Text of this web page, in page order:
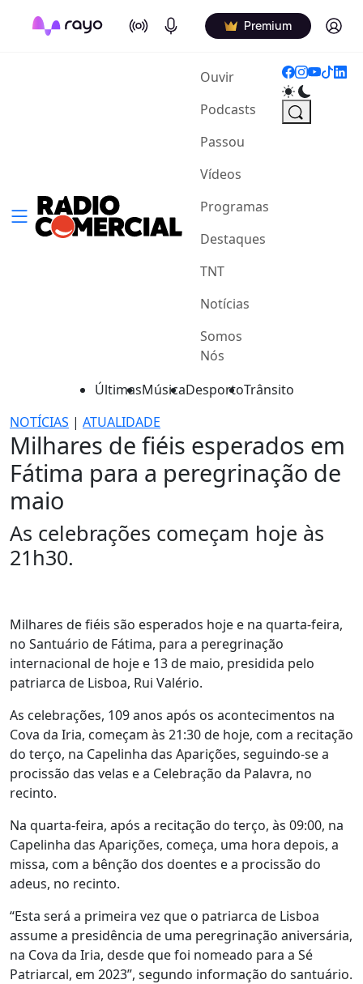
On Air Podcasts Premium Log in
Ouvir(current)
Podcasts
Passou
Vídeos
Programas
Destaques
TNT
Notícias
Somos
Nós
ÚltimasMúsicaDesportoTrânsito
NOTÍCIAS | ATUALIDADE
Milhares de fiéis esperados em
Fátima para a peregrinação de
maio
As celebrações começam hoje às
21h30.
Milhares de fiéis são esperados hoje e na quarta-feira,
no Santuário de Fátima, para a peregrinação
internacional de hoje e 13 de maio, presidida pelo
patriarca de Lisboa, Rui Valério.
As celebrações, 109 anos após os acontecimentos na
Cova da Iria, começam às 21:30 de hoje, com a recitação
do terço, na Capelinha das Aparições, seguindo-se a
procissão das velas e a Celebração da Palavra, no
recinto.
Na quarta-feira, após a recitação do terço, às 09:00, na
Capelinha das Aparições, começa, uma hora depois, a
missa, com a bênção dos doentes e a procissão do
adeus, no recinto.
“Esta será a primeira vez que o patriarca de Lisboa
assume a presidência de uma peregrinação aniversária,
na Cova da Iria, desde que foi nomeado para a Sé
Patriarcal, em 2023”, segundo informação do santuário.